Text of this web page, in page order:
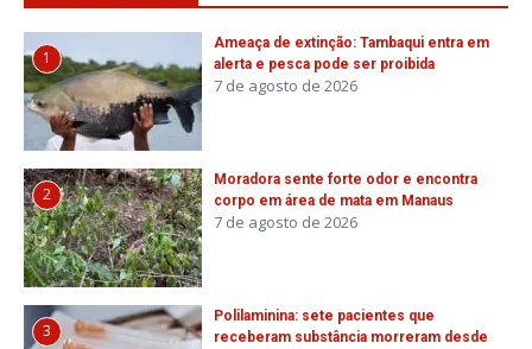
1
Ameaça de extinção: Tambaqui entra em
alerta e pesca pode ser proibida
7 de agosto de 2026
2
Moradora sente forte odor e encontra
corpo em área de mata em Manaus
7 de agosto de 2026
3
Polilaminina: sete pacientes que
receberam substância morreram desde